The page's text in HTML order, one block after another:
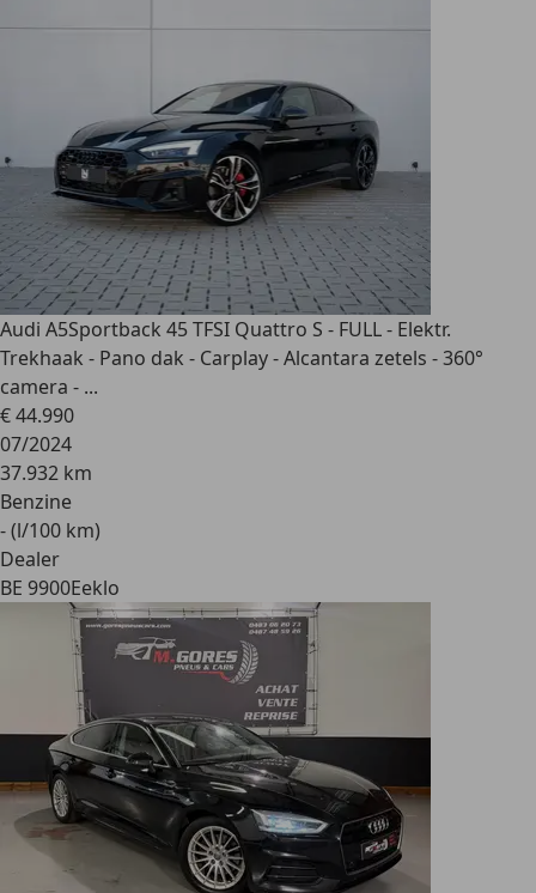
Audi A5Sportback 45 TFSI Quattro S - FULL - Elektr.
Trekhaak - Pano dak - Carplay - Alcantara zetels - 360°
camera - ...
€ 44.990
07/2024
37.932 km
Benzine
- (l/100 km)
Dealer
BE 9900Eeklo